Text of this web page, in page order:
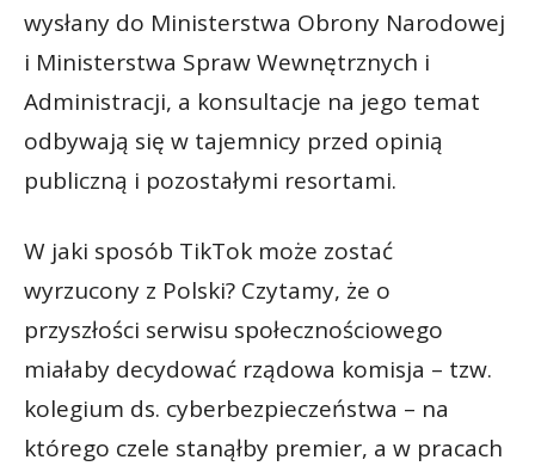
wysłany do Ministerstwa Obrony Narodowej
i Ministerstwa Spraw Wewnętrznych i
Administracji, a konsultacje na jego temat
odbywają się w tajemnicy przed opinią
publiczną i pozostałymi resortami.
W jaki sposób TikTok może zostać
wyrzucony z Polski? Czytamy, że o
przyszłości serwisu społecznościowego
miałaby decydować rządowa komisja – tzw.
kolegium ds. cyberbezpieczeństwa – na
którego czele stanąłby premier, a w pracach